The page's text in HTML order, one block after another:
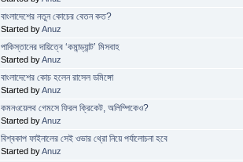
বাংলাদেশের নতুন কোচের বেতন কত?
Started byAnuz
পাকিস্তানের দায়িত্বে ‘কমান্ড্যান্ট’ মিসবাহ
Started byAnuz
বাংলাদেশের কোচ হলেন রাসেল ডমিঙ্গো
Started byAnuz
কমনওয়েলথ গেমসে ফিরল ক্রিকেট, অলিম্পিকেও?
Started byAnuz
বিশ্বকাপ ফাইনালের সেই ওভার থ্রো নিয়ে পর্যালোচনা হবে
Started byAnuz